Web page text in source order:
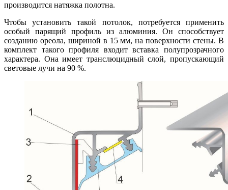
производится натяжка полотна.
Чтобы установить такой потолок, потребуется применить
особый парящий профиль из алюминия. Он способствует
созданию ореола, шириной в 15 мм, на поверхности стены. В
комплект такого профиля входит вставка полупрозрачного
характера. Она имеет транслюцидный слой, пропускающий
световые лучи на 90 %.